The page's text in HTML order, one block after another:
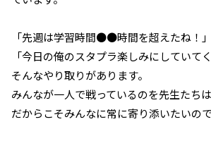
「先週は学習時間●●時間を超えたね！」
「今日の俺のスタプラ楽しみにしていて
そんなやり取りがあります。
みんなが一人で戦っているのを先生たちは
だからこそみんなに常に寄り添いたいので